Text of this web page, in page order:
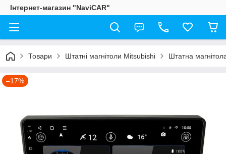
Інтернет-магазин "NaviCAR"
Товари Штатні магнітоли Mitsubishi Штатна
–17%